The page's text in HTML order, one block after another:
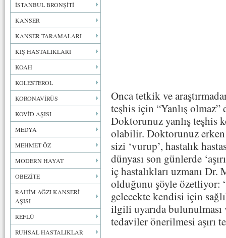
İSTANBUL BRONŞİTİ
KANSER
KANSER TARAMALARI
KIŞ HASTALIKLARI
KOAH
KOLESTEROL
KORONAVİRÜS
KOVİD AŞISI
MEDYA
MEHMET ÖZ
MODERN HAYAT
OBEZİTE
RAHİM AĞZI KANSERİ
AŞISI
REFLÜ
RUHSAL HASTALIKLAR
Onca tetkik ve
teşhis için “Yanlış
Doktorunuz yanlış teşhis
olabilir. Doktorunuz erken
sizi ‘vurup’, hastalık
dünyası son günlerde
iç hastalıkları uzmanı Dr.
olduğunu şöyle özetliyor:
gelecekte kendisi için
ilgili uyarıda bulunulması
tedaviler önerilmesi aşırı